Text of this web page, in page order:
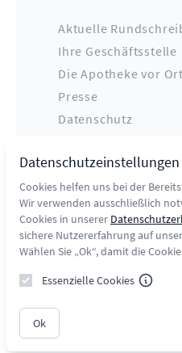
Aktuelle
Ihre Geschäftsstelle
Die Apotheke vor Ort
Presse
Datenschutz
Kontakt
Datenschutzeinstellungen
Cookies helfen uns bei der
Wir verwenden ausschließlich
Cookies in unserer
sichere Nutzererfahrung auf
Wählen Sie „Ok“, damit die
Essenzielle Cookies
Ok